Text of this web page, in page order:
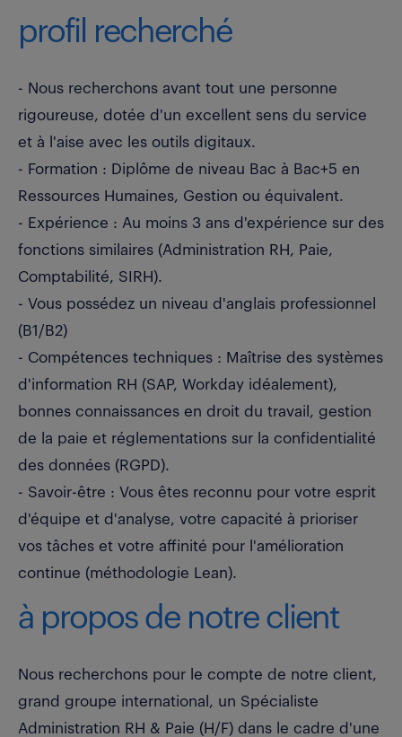
profil recherché
- Nous recherchons avant tout une personne
rigoureuse, dotée d'un excellent sens du service
et à l'aise avec les outils digitaux.
- Formation : Diplôme de niveau Bac à Bac+5 en
Ressources Humaines, Gestion ou équivalent.
- Expérience : Au moins 3 ans d'expérience sur des
fonctions similaires (Administration RH, Paie,
Comptabilité, SIRH).
- Vous possédez un niveau d'anglais professionnel
(B1/B2)
- Compétences techniques : Maîtrise des systèmes
d'information RH (SAP, Workday idéalement),
bonnes connaissances en droit du travail, gestion
de la paie et réglementations sur la confidentialité
des données (RGPD).
- Savoir-être : Vous êtes reconnu pour votre esprit
d'équipe et d'analyse, votre capacité à prioriser
vos tâches et votre affinité pour l'amélioration
continue (méthodologie Lean).
à propos de notre client
Nous recherchons pour le compte de notre client,
grand groupe international, un Spécialiste
Administration RH & Paie (H/F) dans le cadre d'une